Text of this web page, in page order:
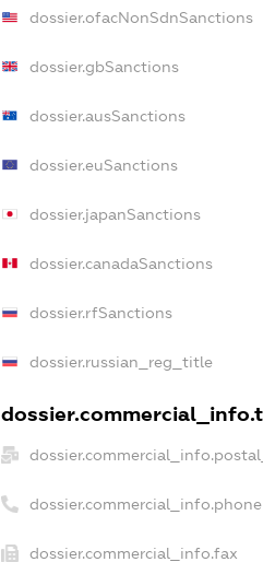
dossier.ofacNonSdnSanctions
dossier.gbSanctions
dossier.ausSanctions
dossier.euSanctions
dossier.japanSanctions
dossier.canadaSanctions
dossier.rfSanctions
dossier.russian_reg_title
dossier.commercial_info.phone
dossier.commercial_info.fax